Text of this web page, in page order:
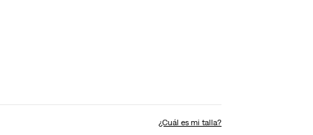
¿Cuál es mi talla?